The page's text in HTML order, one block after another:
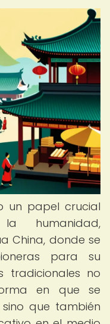
un papel crucial
humanidad,
China, donde se
para su
tradicionales no
en que se
que también